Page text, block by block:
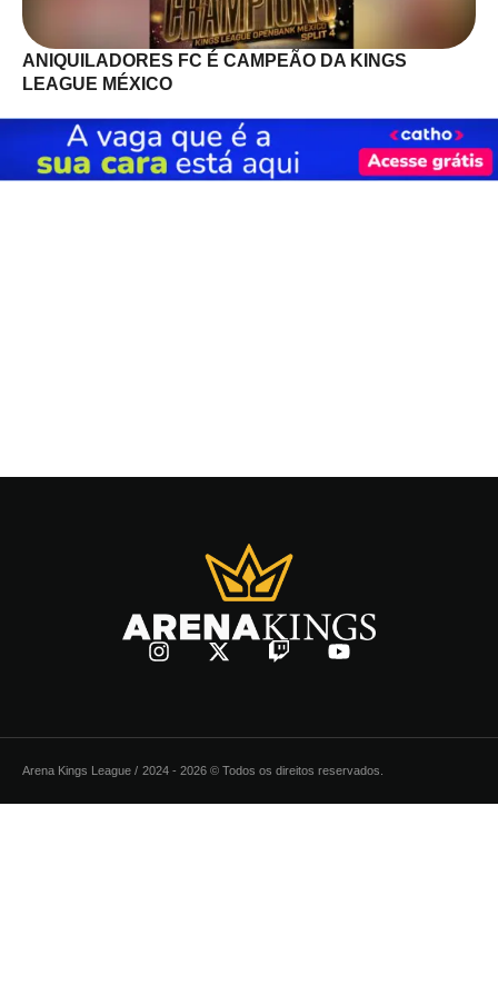
ANIQUILADORES FC É CAMPEÃO DA KINGS
LEAGUE MÉXICO
Arena Kings League / 2024 - 2026 © Todos os direitos reservados.